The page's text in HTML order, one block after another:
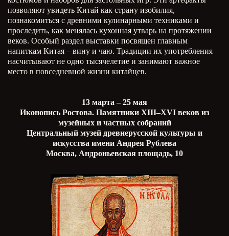
позволяют увидеть Китай как страну изобилия,
познакомиться с древними кулинарными техниками и
проследить, как менялась кухонная утварь на протяжении
веков. Особый раздел выставки посвящен главным
напиткам Китая – вину и чаю. Традиции их употребления
насчитывают не одно тысячелетие и занимают важное
место в повседневной жизни китайцев.
13 марта – 25 мая
Иконопись Ростова. Памятники XIII–XVI веков из
музейных и частных собраний
Центральный музей древнерусской культуры и
искусства имени Андрея Рублева
Москва, Андроньевская площадь, 10